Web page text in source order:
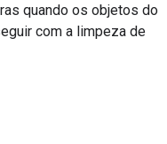
quando os objetos do
com a limpeza de